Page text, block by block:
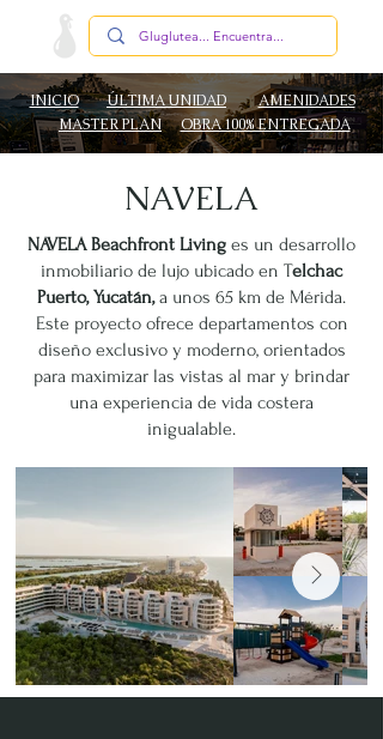
INICIO ÚLTIMA UNIDAD
AMENIDADES
MASTER PLAN
OBRA 100% ENTREGADA
NAVELA
NAVELA Beachfront Living es un desarrollo
inmobiliario de lujo ubicado en Telchac
Puerto, Yucatán,a unos 65 km de Mérida.
Este proyecto ofrece departamentos con
diseño exclusivo y moderno, orientados
para maximizar las vistas al mar y brindar
una experiencia de vida costera
inigualable.